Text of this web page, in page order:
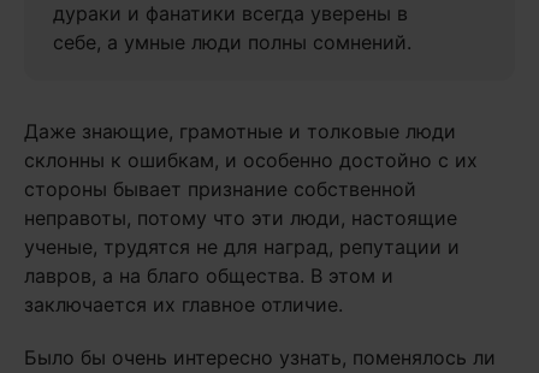
дураки и фанатики всегда уверены в
себе, а умные люди полны сомнений.
Даже знающие, грамотные и толковые люди
склонны к ошибкам, и особенно достойно с их
стороны бывает признание собственной
неправоты, потому что эти люди, настоящие
ученые, трудятся не для наград, репутации и
лавров, а на благо общества. В этом и
заключается их главное отличие.
Было бы очень интересно узнать, поменялось ли